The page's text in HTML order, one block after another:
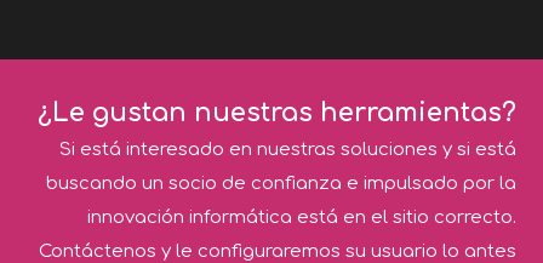
¿Le gustan nuestras herramientas?
Si está interesado en nuestras soluciones y si está
buscando un socio de confianza e impulsado por la
innovación informática está en el sitio correcto.
Contáctenos y le configuraremos su usuario lo antes